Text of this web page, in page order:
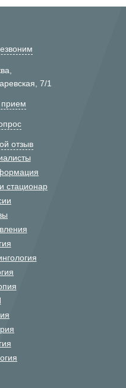
7/1
прием
отзыв
стационар